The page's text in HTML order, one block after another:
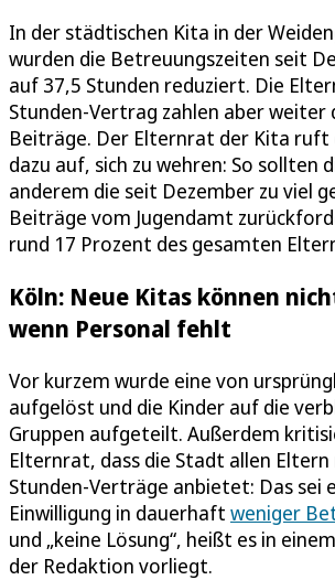
In der städtischen Kita in der
wurden die Betreuungszeiten seit
auf 37,5 Stunden reduziert. Die
Stunden-Vertrag zahlen aber weiter
Beiträge. Der Elternrat der Kita ruft
dazu auf, sich zu wehren: So sollten
anderem die seit Dezember zu viel
Beiträge vom Jugendamt
rund 17 Prozent des gesamten
Köln: Neue Kitas können
wenn Personal fehlt
Vor kurzem wurde eine von
aufgelöst und die Kinder auf die
Gruppen aufgeteilt. Außerdem
Elternrat, dass die Stadt allen Eltern
Stunden-Verträge anbietet: Das sei
Einwilligung in dauerhaft weniger
und „keine Lösung“, heißt es in
der Redaktion vorliegt.